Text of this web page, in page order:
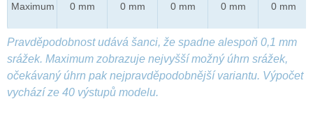
Maximum 0 mm 0 mm 0 mm 0 mm 0 mm
Pravděpodobnost udává šanci, že spadne alespoň 0,1 mm
srážek. Maximum zobrazuje nejvyšší možný úhrn srážek,
očekávaný úhrn pak nejpravděpodobnější variantu. Výpočet
vychází ze 40 výstupů modelu.